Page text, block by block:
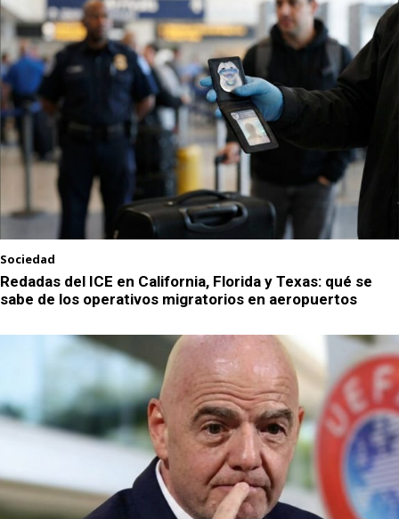
Sociedad
Redadas del ICE en California, Florida y Texas: qué se
sabe de los operativos migratorios en aeropuertos